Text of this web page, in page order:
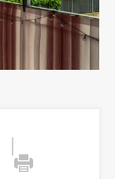
Nex
t